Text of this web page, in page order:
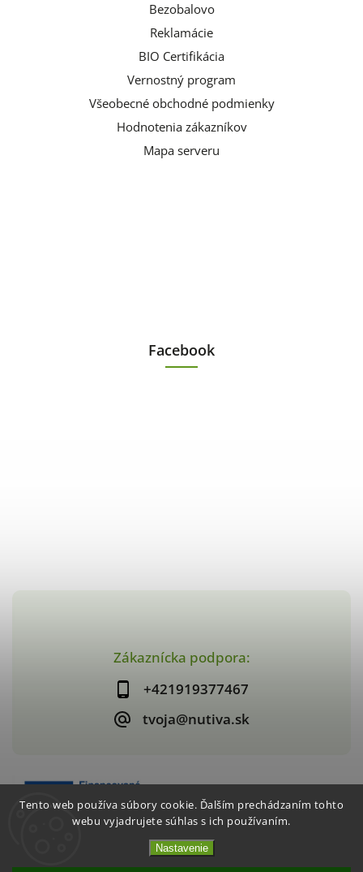
Tento web používa súbory cookie. Ďalším prechádzaním tohto
webu vyjadrujete súhlas s ich používaním.
Nastavenie
Zákaznícka podpora:
+421919377467
tvoja@nutiva.sk
Bezobalovo
Reklamácie
BIO Certifikácia
Vernostný program
Všeobecné obchodné podmienky
Hodnotenia zákazníkov
Mapa serveru
Facebook
nutiva.sk